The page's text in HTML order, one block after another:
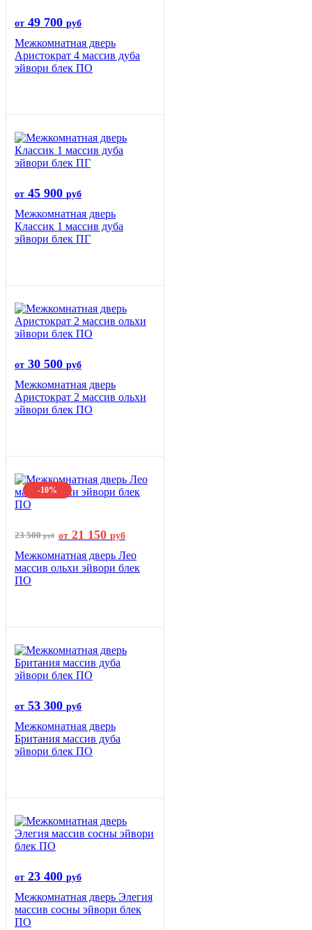
от 49 700 руб
Межкомнатная дверь
Аристократ 4 массив дуба
эйвори блек ПО
от 45 900 руб
Межкомнатная дверь
Классик 1 массив дуба
эйвори блек ПГ
от 30 500 руб
Межкомнатная дверь
Аристократ 2 массив ольхи
эйвори блек ПО
-10%
23 500руб от 21 150 руб
Межкомнатная дверь Лео
массив ольхи эйвори блек
ПО
от 53 300 руб
Межкомнатная дверь
Британия массив дуба
эйвори блек ПО
от 23 400 руб
Межкомнатная дверь Элегия
массив сосны эйвори блек
ПО